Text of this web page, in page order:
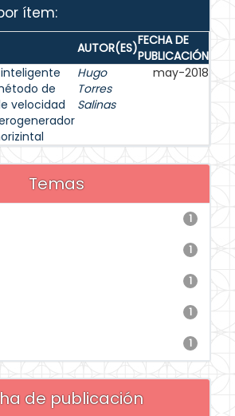
ítem:
AUTOR(ES)FECHA DE
PUBLICACIÓN
de
velocidad
Hugo
Torres
Salinas
may-2018
Temas
1
1
1
1
1
de publicación